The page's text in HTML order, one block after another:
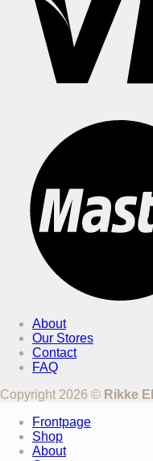
About
Our Stores
Contact
FAQ
Copyright 2026 © Rikke
Frontpage
Shop
About